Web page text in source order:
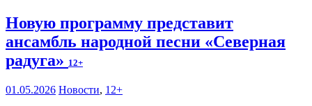
Новую программу представит
ансамбль народной песни «Северная
радуга» 12+
01.05.2026 Новости, 12+